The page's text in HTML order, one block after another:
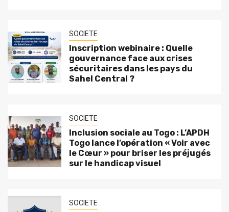
SOCIETE
Inscription webinaire : Quelle
gouvernance face aux crises
sécuritaires dans les pays du
Sahel Central ?
SOCIETE
Inclusion sociale au Togo : L’APDH
Togo lance l’opération « Voir avec
le Cœur » pour briser les préjugés
sur le handicap visuel
SOCIETE